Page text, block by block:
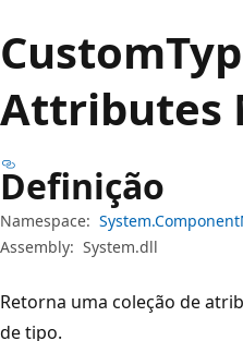
Custom
Attributes
Definição
Namespace:
Assembly: System.dll
Retorna uma coleção de
de tipo.